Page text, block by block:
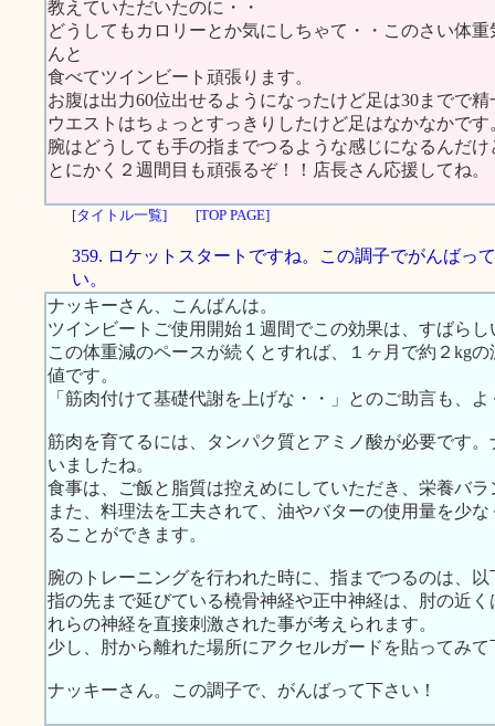
教えていただいたのに・・
どうしてもカロリーとか気にしちゃて・・このさい体
んと
食べてツインビート頑張ります。
お腹は出力60位出せるようになったけど足は30までで精
ウエストはちょっとすっきりしたけど足はなかなかです
腕はどうしても手の指までつるような感じになるんだけ
とにかく２週間目も頑張るぞ！！店長さん応援してね。
[タイトル一覧] [TOP PAGE]
359. ロケットスタートですね。この調子でがんばっ
い。
ナッキーさん、こんばんは。
ツインビートご使用開始１週間でこの効果は、すばらし
この体重減のペースが続くとすれば、１ヶ月で約２kg
値です。
「筋肉付けて基礎代謝を上げな・・」とのご助言も、
筋肉を育てるには、タンパク質とアミノ酸が必要です
いましたね。
食事は、ご飯と脂質は控えめにしていただき、栄養バ
また、料理法を工夫されて、油やバターの使用量を少
ることができます。
腕のトレーニングを行われた時に、指までつるのは、
指の先まで延びている橈骨神経や正中神経は、肘の近
れらの神経を直接刺激された事が考えられます。
少し、肘から離れた場所にアクセルガードを貼ってみて
ナッキーさん。この調子で、がんばって下さい！